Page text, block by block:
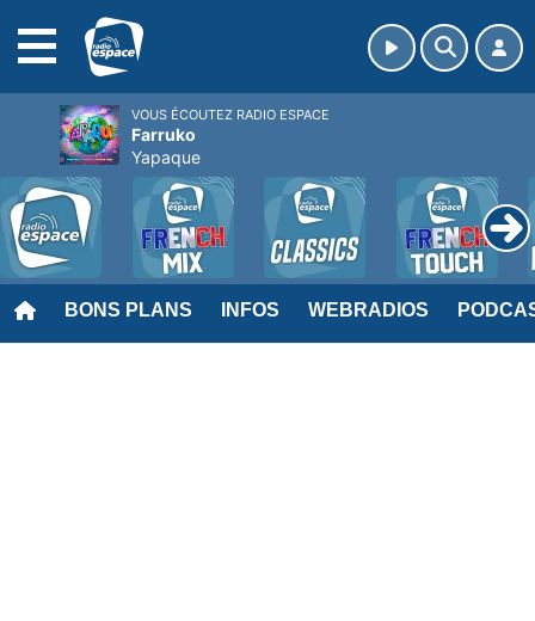
BONS PLANS INFOS WEBRADIOS
VOUS ÉCOUTEZ RADIO ESPACE
Farruko
Yapaque